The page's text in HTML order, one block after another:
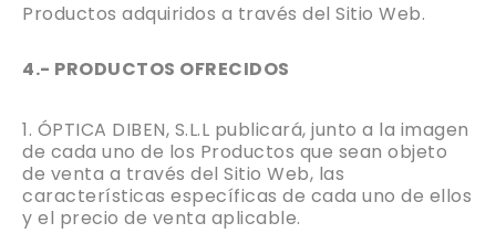
Productos adquiridos a través del Sitio Web.
4.- PRODUCTOS OFRECIDOS
ÓPTICA DIBEN, S.L.L publicará, junto a la imagen
de cada uno de los Productos que sean objeto
de venta a través del Sitio Web, las
características específicas de cada uno de ellos
y el precio de venta aplicable.